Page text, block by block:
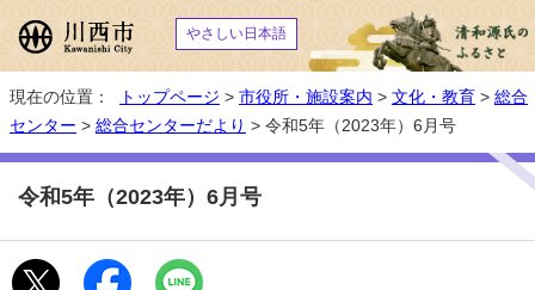
やさしい日本語
現在の位置： トップページ > 市役所・施設案内 > 文化・教育 > 総合
センター > 総合センターだより > 令和5年（2023年）6月号
令和5年（2023年）6月号